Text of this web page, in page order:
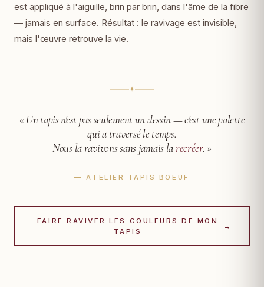
est appliqué à l'aiguille, brin par brin, dans l'âme de la fibre
— jamais en surface. Résultat : le ravivage est invisible,
mais l'œuvre retrouve la vie.
✦
« Un tapis n'est pas seulement un dessin —c'est une palette
qui a traversé le temps.
Nous la ravivons sans jamais larecréer. »
— ATELIER TAPIS BOEUF
FAIRE RAVIVER LES COULEURS DE MON
TAPIS
→